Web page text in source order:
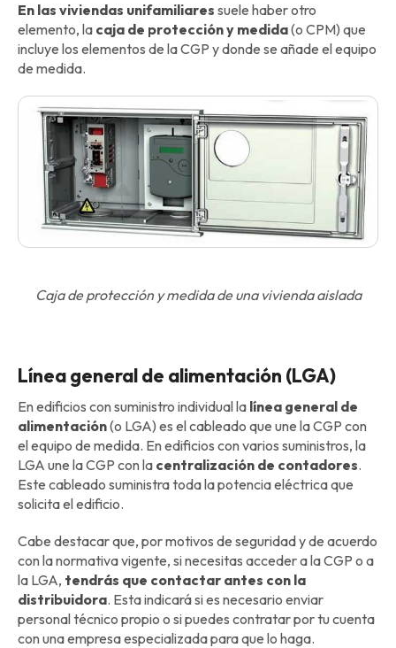
En las viviendas unifamiliares suele haber otro
elemento, la caja de protección y medida(o CPM) que
incluye los elementos de la CGP y donde se añade el equipo
de medida.
Caja de protección y medida de una vivienda aislada
Línea general de alimentación (LGA)
En edificios con suministro individual la línea general de
alimentación(o LGA) es el cableado que une la CGP con
el equipo de medida. En edificios con varios suministros, la
LGA une la CGP con la centralización de contadores.
Este cableado suministra toda la potencia eléctrica que
solicita el edificio.
Cabe destacar que, por motivos de seguridad y de acuerdo
con la normativa vigente, si necesitas acceder a la CGP o a
la LGA, tendrás que contactar antes con la
distribuidora. Esta indicará si es necesario enviar
personal técnico propio o si puedes contratar por tu cuenta
con una empresa especializada para que lo haga.